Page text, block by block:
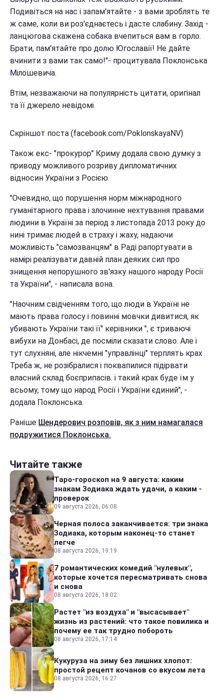
Подивіться на нас і запам'ятайте - з вами зроблять те
ж саме, коли ви роз'єднаєтесь і дасте слабину. Захід -
ланцюгова скажена собака вчепиться вам в горло.
Брати, пам'ятайте про долю Югославії! Не дайте
вчинити з вами так само!"- процитувала Поклонська
Мілошевича.
Втім, незважаючи на популярність цитати, оригінал
та її джерело невідомі.
Скріншот поста (facebook.com/PoklonskayaNV)
Також екс- "прокурор" Криму додала свою думку з
приводу можливого розриву дипломатичних
відносин України з Росією.
"Очевидно, що порушення норм міжнародного
гуманітарного права і злочинне нехтування правами
людини в Україні за період з листопада 2013 року до
нині тримає людей в страху і жаху, надаючи
можливість "самозванцям" в Раді рапортувати в
намірі реалізувати давній план деяких сил про
знищення непорушного зв'язку нашого народу Росії
та України", - написала вона.
"Наочним свідченням того, що люди в Україні не
мають права голосу і повинні мовчки дивитися, як
убивають України такі її" керівники ", є триваючі
вибухи на Донбасі, де посміли сказати слово. Але і
тут слухняні, але нікчемні "управлінці" терплять крах .
Треба ж, не розібралися і поквапилися підірвати
власний склад боєприпасів. і такий крах буде їм у
всьому, тому що народ Росії і України єдиний", -
додала Поклонська.
Раніше Шендерович розповів, як з ним намагалася
подружитися Поклонська.
Читайте также
Таро-гороскоп на 9 августа: каким
знакам Зодиака ждать удачи, а каким -
проверок
09 августа 2026, 06:08
Черная полоса заканчивается: три знака
Зодиака, которым наконец-то станет
легче
08 августа 2026, 19:19
7 романтических комедий "нулевых",
которые хочется пересматривать снова
и снова
08 августа 2026, 18:02
Растет "из воздуха" и "высасывает"
жизнь из растений: что такое повилика и
почему ее так трудно побороть
08 августа 2026, 17:14
Кукуруза на зиму без лишних хлопот:
простой рецепт кочанов со вкусом лета
08 августа 2026, 16:27